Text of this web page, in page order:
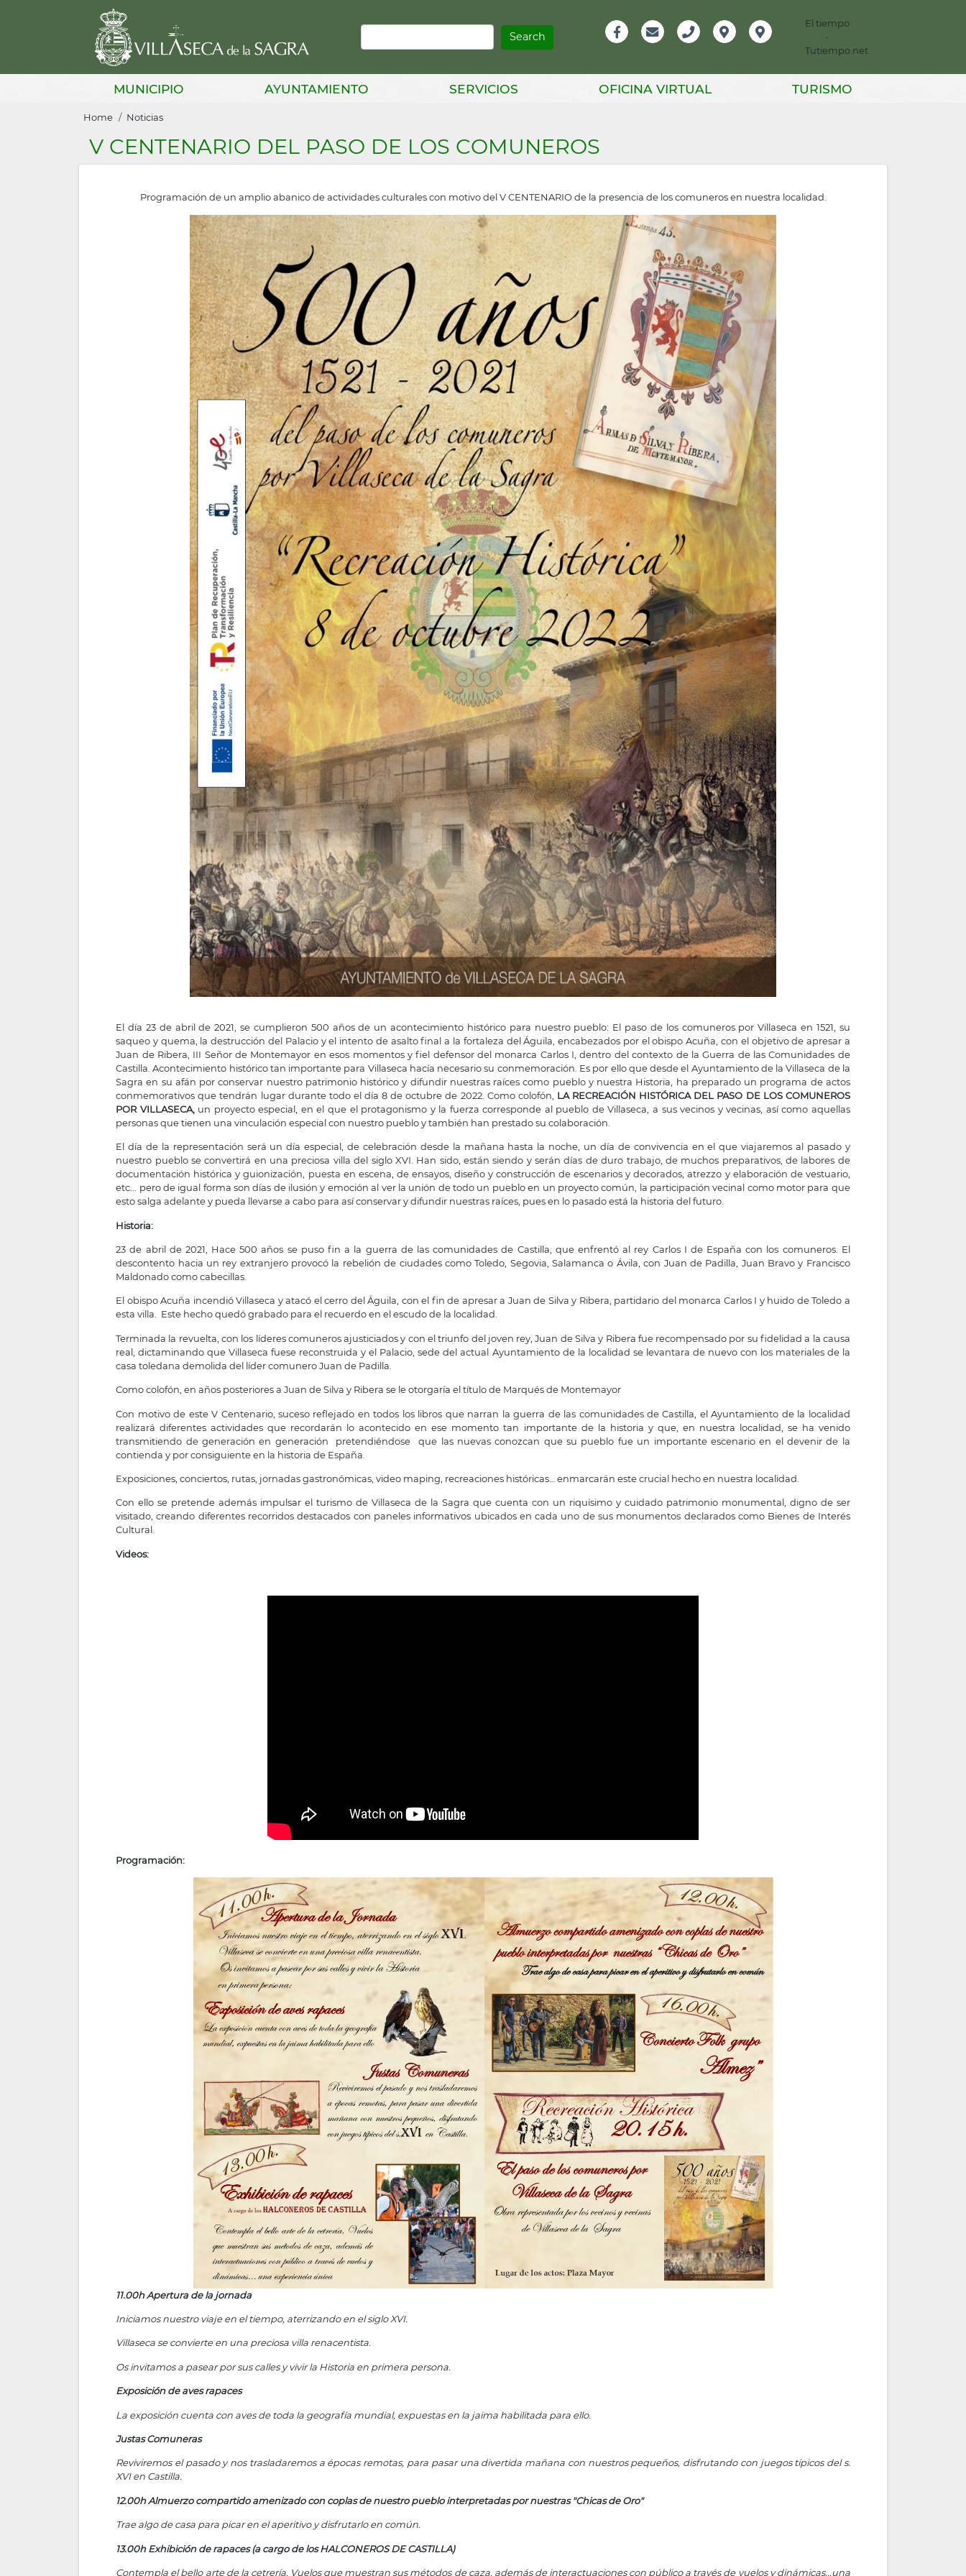
Search
Información
El tiempo
-
Tutiempo.net
MUNICIPIO AYUNTAMIENTO SERVICIOS OFICINA VIRTUAL TURISMO
Breadcrumb
Home Noticias
V CENTENARIO DEL PASO DE LOS COMUNEROS
Programación de un amplio abanico de actividades culturales con motivo del V CENTENARIO de la presencia de los comuneros en nuestra localidad.
El día 23 de abril de 2021, se cumplieron 500 años de un acontecimiento histórico para nuestro pueblo: El paso de los comuneros por Villaseca en 1521, su
saqueo y quema, la destrucción del Palacio y el intento de asalto final a la fortaleza del Águila, encabezados por el obispo Acuña, con el objetivo de apresar a
Juan de Ribera, III Señor de Montemayor en esos momentos y fiel defensor del monarca Carlos I, dentro del contexto de la Guerra de las Comunidades de
Castilla. Acontecimiento histórico tan importante para Villaseca hacía necesario su conmemoración. Es por ello que desde el Ayuntamiento de la Villaseca de la
Sagra en su afán por conservar nuestro patrimonio histórico y difundir nuestras raíces como pueblo y nuestra Historia, ha preparado un programa de actos
conmemorativos que tendrán lugar durante todo el día 8 de octubre de 2022. Como colofón, LA RECREACIÓN HISTÓRICA DEL PASO DE LOS COMUNEROS
POR VILLASECA,un proyecto especial, en el que el protagonismo y la fuerza corresponde al pueblo de Villaseca, a sus vecinos y vecinas, así como aquellas
personas que tienen una vinculación especial con nuestro pueblo y también han prestado su colaboración.
El día de la representación será un día especial, de celebración desde la mañana hasta la noche, un día de convivencia en el que viajaremos al pasado y
nuestro pueblo se convertirá en una preciosa villa del siglo XVI. Han sido, están siendo y serán días de duro trabajo, de muchos preparativos, de labores de
documentación histórica y guionización, puesta en escena, de ensayos, diseño y construcción de escenarios y decorados, atrezzo y elaboración de vestuario,
etc... pero de igual forma son días de ilusión y emoción al ver la unión de todo un pueblo en un proyecto común, la participación vecinal como motor para que
esto salga adelante y pueda llevarse a cabo para así conservar y difundir nuestras raíces, pues en lo pasado está la historia del futuro.
Historia:
23 de abril de 2021, Hace 500 años se puso fin a la guerra de las comunidades de Castilla, que enfrentó al rey Carlos I de España con los comuneros. El
descontento hacia un rey extranjero provocó la rebelión de ciudades como Toledo, Segovia, Salamanca o Ávila, con Juan de Padilla, Juan Bravo y Francisco
Maldonado como cabecillas.
El obispo Acuña incendió Villaseca y atacó el cerro del Águila, con el fin de apresar a Juan de Silva y Ribera, partidario del monarca Carlos I y huido de Toledo a
esta villa. Este hecho quedó grabado para el recuerdo en el escudo de la localidad.
Terminada la revuelta, con los líderes comuneros ajusticiados y con el triunfo del joven rey, Juan de Silva y Ribera fue recompensado por su fidelidad a la causa
real, dictaminando que Villaseca fuese reconstruida y el Palacio, sede del actual Ayuntamiento de la localidad se levantara de nuevo con los materiales de la
casa toledana demolida del líder comunero Juan de Padilla.
Como colofón, en años posteriores a Juan de Silva y Ribera se le otorgaría el título de Marqués de Montemayor
Con motivo de este V Centenario, suceso reflejado en todos los libros que narran la guerra de las comunidades de Castilla, el Ayuntamiento de la localidad
realizará diferentes actividades que recordarán lo acontecido en ese momento tan importante de la historia y que, en nuestra localidad, se ha venido
transmitiendo de generación en generación pretendiéndose que las nuevas conozcan que su pueblo fue un importante escenario en el devenir de la
contienda y por consiguiente en la historia de España.
Exposiciones, conciertos, rutas, jornadas gastronómicas, video maping, recreaciones históricas… enmarcarán este crucial hecho en nuestra localidad.
Con ello se pretende además impulsar el turismo de Villaseca de la Sagra que cuenta con un riquísimo y cuidado patrimonio monumental, digno de ser
visitado, creando diferentes recorridos destacados con paneles informativos ubicados en cada uno de sus monumentos declarados como Bienes de Interés
Cultural.
Videos:
Programación:
11.00h Apertura de la jornada
Iniciamos nuestro viaje en el tiempo, aterrizando en el siglo XVI.
Villaseca se convierte en una preciosa villa renacentista.
Os invitamos a pasear por sus calles y vivir la Historia en primera persona.
Exposición de aves rapaces
La exposición cuenta con aves de toda la geografía mundial, expuestas en la jaima habilitada para ello.
Justas Comuneras
Reviviremos el pasado y nos trasladaremos a épocas remotas, para pasar una divertida mañana con nuestros pequeños, disfrutando con juegos típicos del s.
XVI en Castilla.
12.00h Almuerzo compartido amenizado con coplas de nuestro pueblo interpretadas por nuestras "Chicas de Oro"
Trae algo de casa para picar en el aperitivo y disfrutarlo en común.
13.00h Exhibición de rapaces (a cargo de los HALCONEROS DE CASTILLA)
Contempla el bello arte de la cetrería. Vuelos que muestran sus métodos de caza, además de interactuaciones con público a través de vuelos y dinámicas...una